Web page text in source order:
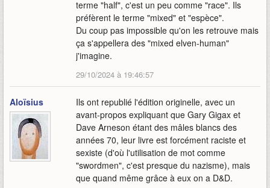
terme "half", c'est un peu comme "race". Ils
préfèrent le terme "mixed" et "espèce".
Du coup pas impossible qu'on les retrouve mais
ça s'appellera des "mixed elven-human"
j'imagine.
29/10/2024 à 19:46:57
Aloïsius
Ils ont republié l'édition originelle, avec un
avant-propos expliquant que Gary Gigax et
Dave Arneson étant des mâles blancs des
années 70, leur livre est forcément raciste et
sexiste (d'où l'utilisation de mot comme
"swordmen", c'est presque du nazisme), mais
que quand même grâce à eux on a D&D.